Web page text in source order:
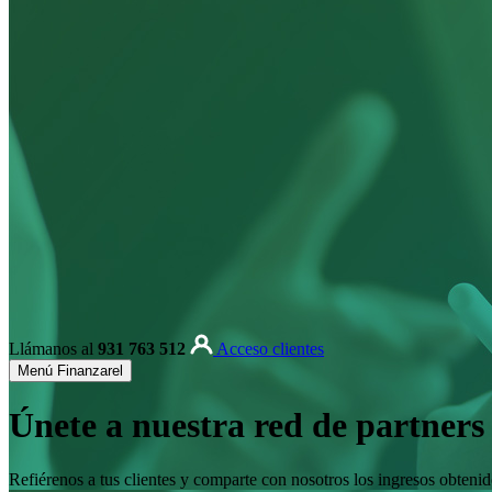
Llámanos al 931 763 512 Acceso clientes
Menú Finanzarel
Únete a nuestra red de partners
Refiérenos a tus clientes y comparte con nosotros los ingresos